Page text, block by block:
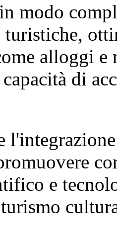
modo
alloggi e
di
e